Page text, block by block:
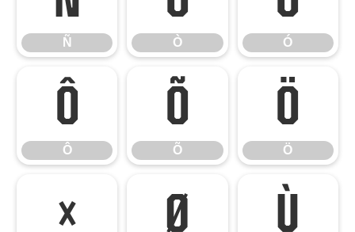
Ñ Ò Ó
Ô
Ô
Õ
Õ
Ö
Ö
× Ø Ù